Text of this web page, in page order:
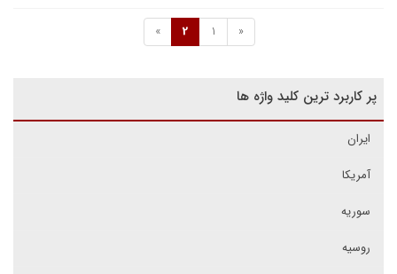
«
1
2
»
پر کاربرد ترین کلید واژه ها
ایران
آمریکا
سوریه
روسیه